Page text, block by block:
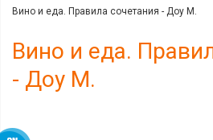
Вино и еда. Правила сочетания - Доу М.
Вино и еда.
- Доу М.